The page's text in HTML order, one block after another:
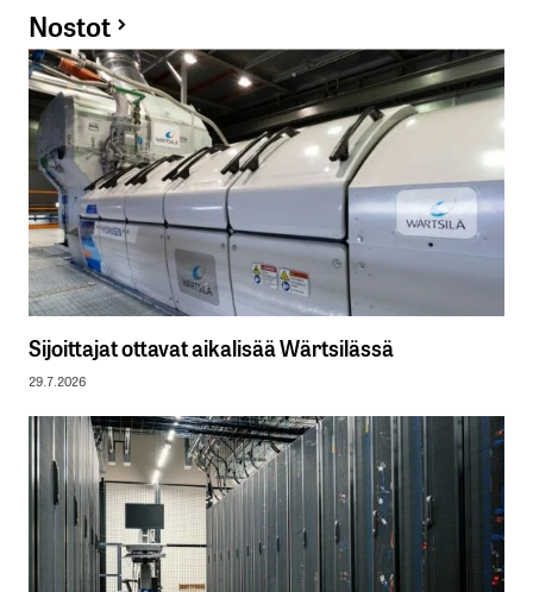
Nostot
Sijoittajat ottavat aikalisää Wärtsilässä
29.7.2026